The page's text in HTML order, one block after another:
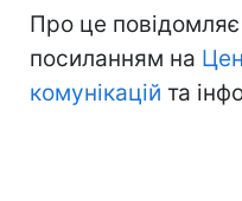
Про це повідомляє
посиланням на
комунікацій та